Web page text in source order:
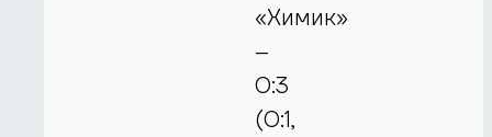
«Химик»
–
0:3
(0:1,